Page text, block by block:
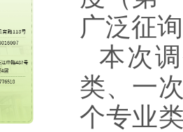
广泛征
本次
类、一
个专业